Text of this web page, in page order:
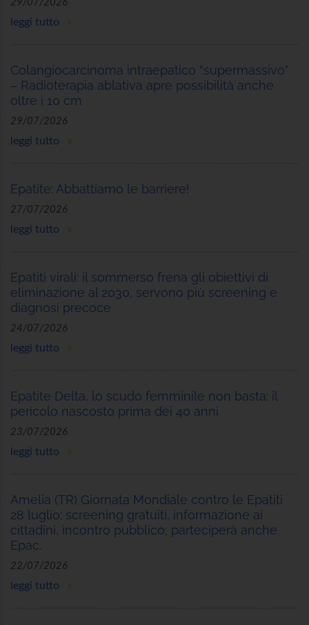
29/07/2026
leggi tutto
Colangiocarcinoma intraepatico “supermassivo”
– Radioterapia ablativa apre possibilità anche
oltre i 10 cm
29/07/2026
leggi tutto
Epatite: Abbattiamo le barriere!
27/07/2026
leggi tutto
Epatiti virali: il sommerso frena gli obiettivi di
eliminazione al 2030, servono più screening e
diagnosi precoce
24/07/2026
leggi tutto
Epatite Delta, lo scudo femminile non basta: il
pericolo nascosto prima dei 40 anni
23/07/2026
leggi tutto
Amelia (TR) Giornata Mondiale contro le Epatiti
28 luglio: screening gratuiti, informazione ai
cittadini, incontro pubblico; parteciperà anche
Epac.
22/07/2026
leggi tutto